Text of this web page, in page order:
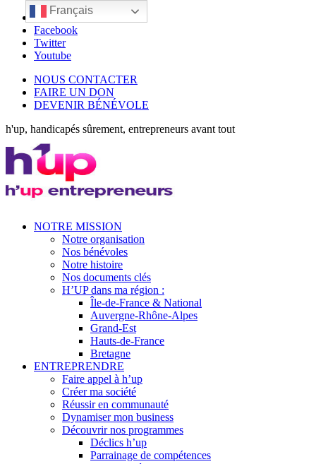
LinkedIn
Facebook
Twitter
Youtube
NOUS CONTACTER
FAIRE UN DON
DEVENIR BÉNÉVOLE
h'up, handicapés sûrement, entrepreneurs avant tout
NOTRE MISSION
Notre organisation
Nos bénévoles
Notre histoire
Nos documents clés
H’UP dans ma région :
Île-de-France & National
Auvergne-Rhône-Alpes
Grand-Est
Hauts-de-France
Bretagne
ENTREPRENDRE
Faire appel à h’up
Créer ma société
Réussir en communauté
Dynamiser mon business
Découvrir nos programmes
Déclics h’up
Parrainage de compétences
Français